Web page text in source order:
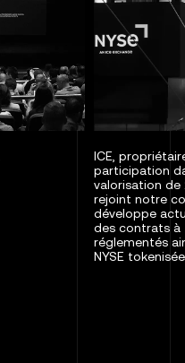
ICE,
participation
valorisation de
rejoint notre
développe
des contrats à
réglementés
NYSE